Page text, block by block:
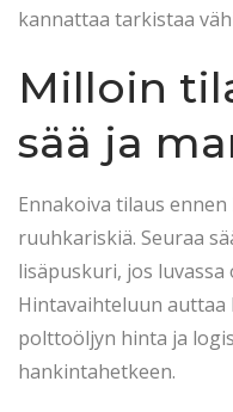
kannattaa tarkistaa
Milloin
sää ja
Ennakoiva tilaus
ruuhkariskiä. Seuraa
lisäpuskuri, jos
Hintavaihteluun
polttoöljyn hinta ja
hankintahetkeen.